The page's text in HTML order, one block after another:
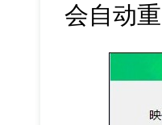
会自动